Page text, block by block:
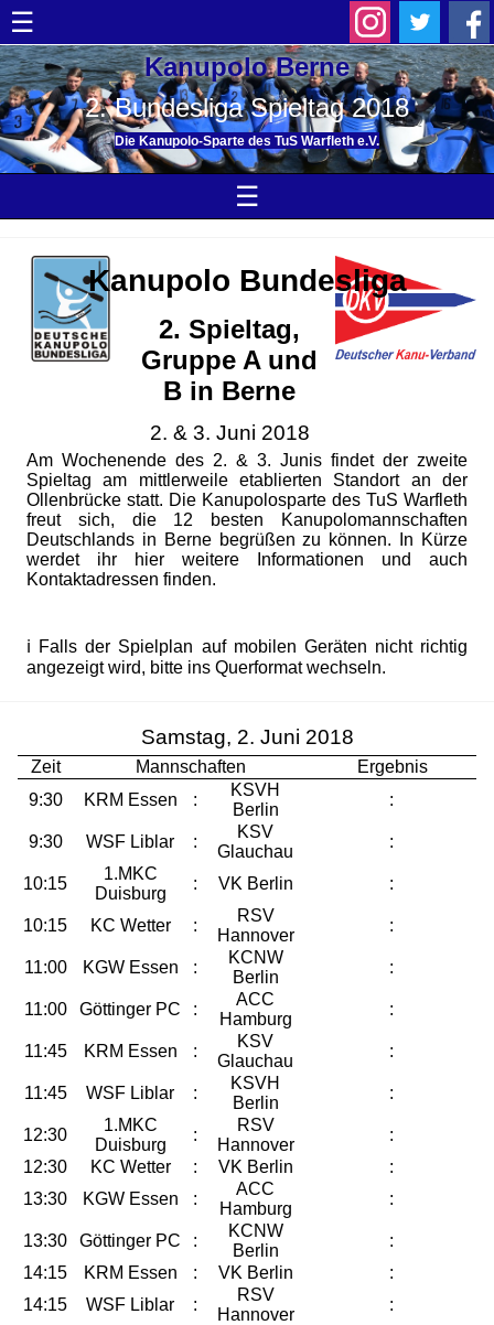
Kanupolo Berne
2. Bundesliga Spieltag 2018
Die Kanupolo-Sparte des TuS Warfleth e.V.
☰
Kanupolo Bundesliga
2. Spieltag,
Gruppe A und
B in Berne
2. & 3. Juni 2018
Am Wochenende des 2. & 3. Junis findet der zweite
Spieltag am mittlerweile etablierten Standort an der
Ollenbrücke statt. Die Kanupolosparte des TuS Warfleth
freut sich, die 12 besten Kanupolomannschaften
Deutschlands in Berne begrüßen zu können. In Kürze
werdet ihr hier weitere Informationen und auch
Kontaktadressen finden.
ℹ Falls der Spielplan auf mobilen Geräten nicht richtig
angezeigt wird, bitte ins Querformat wechseln.
Samstag, 2. Juni 2018
Zeit Mannschaften
Ergebnis
9:30
KRM Essen :
KSVH
Berlin
:
9:30 WSF Liblar :
KSV
Glauchau
:
10:15
1.MKC
Duisburg
: VK Berlin :
10:15 KC Wetter :
RSV
Hannover
:
11:00 KGW Essen :
KCNW
Berlin
:
11:00 Göttinger PC :
ACC
Hamburg
:
11:45 KRM Essen :
KSV
Glauchau
:
11:45 WSF Liblar :
KSVH
Berlin
:
12:30
1.MKC
Duisburg
:
RSV
Hannover
:
12:30
KC Wetter : VK Berlin
:
13:30
KGW Essen :
ACC
Hamburg
:
13:30 Göttinger PC :
KCNW
Berlin
:
14:15
KRM Essen : VK Berlin
:
14:15
WSF Liblar :
RSV
Hannover
:
☰